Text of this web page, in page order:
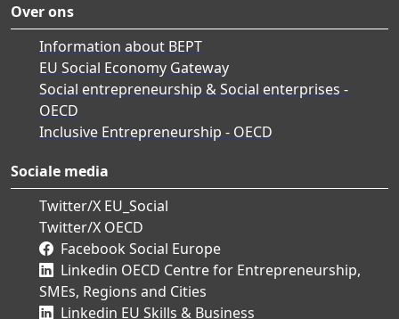
Over ons
Information about BEPT
EU Social Economy Gateway
Social entrepreneurship & Social enterprises -
OECD
Inclusive Entrepreneurship - OECD
Sociale media
Twitter/X EU_Social
Twitter/X OECD
Facebook Social Europe
Linkedin OECD Centre for Entrepreneurship,
SMEs, Regions and Cities
Linkedin EU Skills & Business